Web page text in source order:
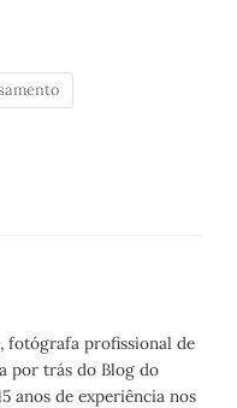
fotógrafa profissional de
por trás do Blog do
anos de experiência nos